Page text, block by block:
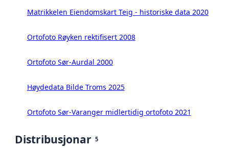
Matrikkelen Eiendomskart Teig - historiske data 2020
Ortofoto Røyken rektifisert 2008
Ortofoto Sør-Aurdal 2000
Høydedata Bilde Troms 2025
Ortofoto Sør-Varanger midlertidig ortofoto 2021
Distribusjonar 5